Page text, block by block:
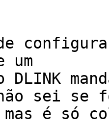
um
o DLINK
sei se
mas é só